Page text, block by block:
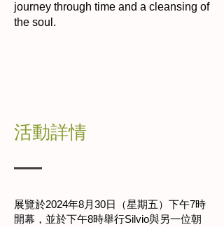
journey through time and a cleansing of
the soul.
活動詳情
展覽於2024年8月30日（星期五）下午7時
開幕，並於下午8時舉行Silvio與另一位朝